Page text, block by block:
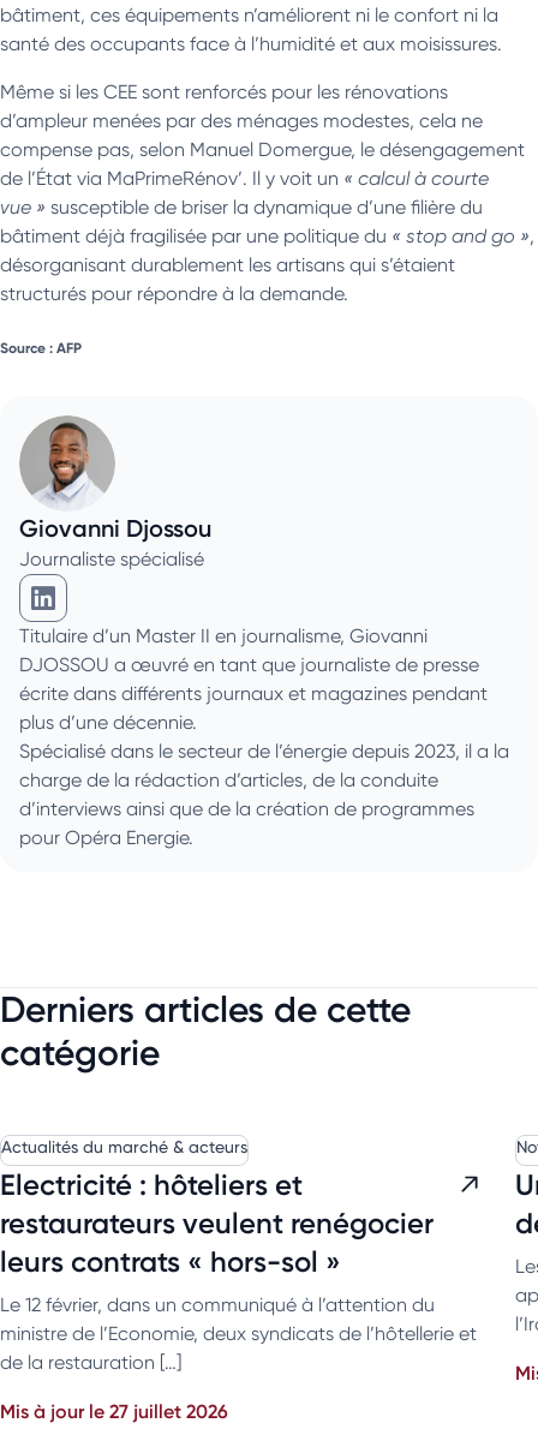
bâtiment, ces équipements n’améliorent ni le confort ni la
santé des occupants face à l’humidité et aux moisissures.
Même si les CEE sont renforcés pour les rénovations
d’ampleur menées par des ménages modestes, cela ne
compense pas, selon Manuel Domergue, le désengagement
de l’État via MaPrimeRénov’. Il y voit un « calcul à courte
vue » susceptible de briser la dynamique d’une filière du
bâtiment déjà fragilisée par une politique du « stop and go »,
désorganisant durablement les artisans qui s’étaient
structurés pour répondre à la demande.
Source : AFP
Giovanni Djossou
Journaliste spécialisé
Giovanni Djossou sur Linkedin
Titulaire d’un Master II en journalisme, Giovanni
DJOSSOU a œuvré en tant que journaliste de presse
écrite dans différents journaux et magazines pendant
plus d’une décennie.
Spécialisé dans le secteur de l’énergie depuis 2023, il a la
charge de la rédaction d’articles, de la conduite
d’interviews ainsi que de la création de programmes
pour Opéra Energie.
Derniers articles de cette
catégorie
Actualités du marché & acteurs
Electricité : hôteliers et
restaurateurs veulent renégocier
leurs contrats « hors-sol »
Le 12 février, dans un communiqué à l’attention du
ministre de l’Economie, deux syndicats de l’hôtellerie et
de la restauration […]
Mis à jour le 27 juillet 2026